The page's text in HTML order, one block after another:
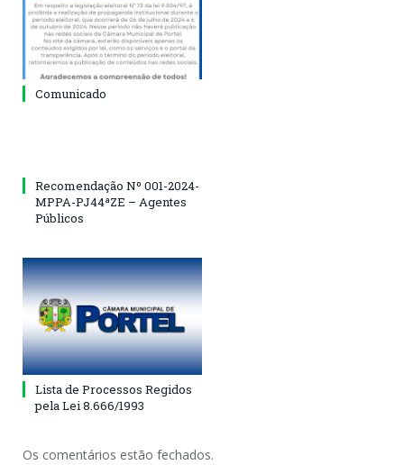
Comunicado
Recomendação Nº 001-2024-
MPPA-PJ44ªZE – Agentes
Públicos
Lista de Processos Regidos
pela Lei 8.666/1993
Os comentários estão fechados.